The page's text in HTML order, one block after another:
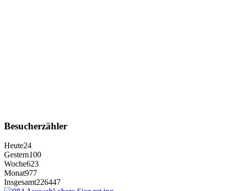
Besucherzähler
Heute24
Gestern100
Woche623
Monat977
Insgesamt226447